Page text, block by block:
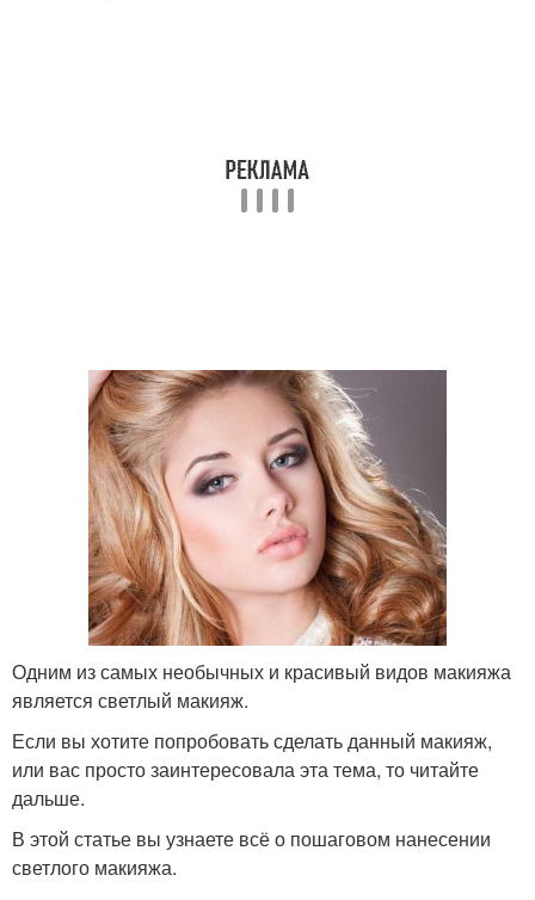
Одним из самых необычных и красивый видов макияжа
является светлый макияж.
Если вы хотите попробовать сделать данный макияж,
или вас просто заинтересовала эта тема, то читайте
дальше.
В этой статье вы узнаете всё о пошаговом нанесении
светлого макияжа.